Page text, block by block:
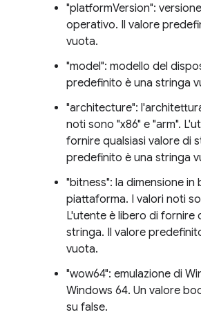
"platformVersion":
operativo. Il valore
vuota.
"model": modello del
predefinito è una stringa
"architecture":
noti sono "x86" e "arm".
fornire qualsiasi valore di
predefinito è una stringa
"bitness": la dimensione in
piattaforma. I valori noti
L'utente è libero di fornire
stringa. Il valore
vuota.
"wow64": emulazione di
Windows 64. Un valore
su false.